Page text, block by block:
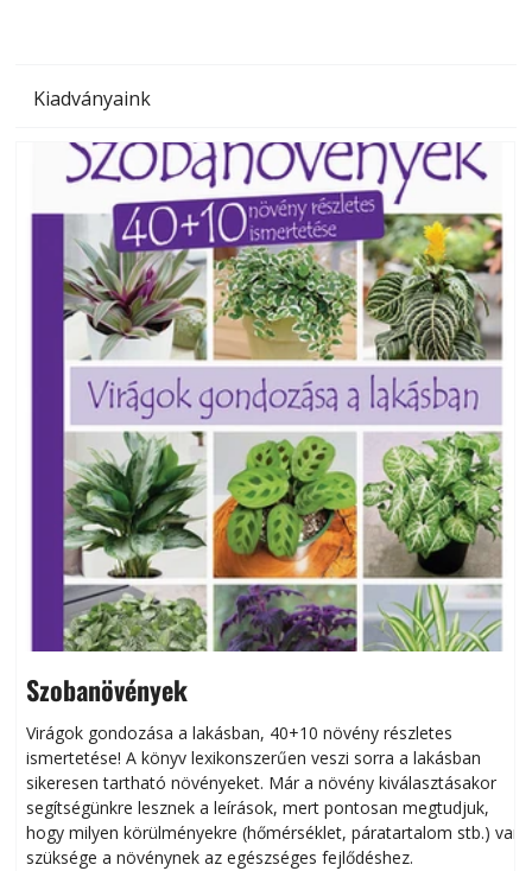
Kiadványaink
Szobanövények
Virágok gondozása a lakásban, 40+10 növény részletes
ismertetése! A könyv lexikonszerűen veszi sorra a lakásban
sikeresen tart­ha­tó növényeket. Már a növény kiválasztásakor
segítségünkre lesznek a leírások, mert pontosan megtudjuk,
hogy milyen körülményekre (hőmérséklet, páratartalom stb.) van
szüksége a növénynek az egészséges fejlődéshez.